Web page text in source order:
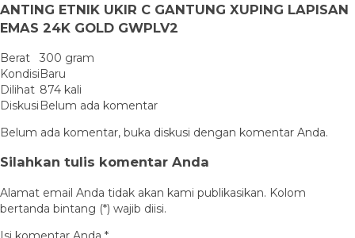
ANTING ETNIK UKIR C GANTUNG XUPING LAPISAN
EMAS 24K GOLD GWPLV2
Berat
300 gram
KondisiBaru
Dilihat 874 kali
Diskusi Belum ada komentar
Belum ada komentar, buka diskusi dengan komentar Anda.
Silahkan tulis komentar Anda
Alamat email Anda tidak akan kami publikasikan. Kolom
bertanda bintang (*) wajib diisi.